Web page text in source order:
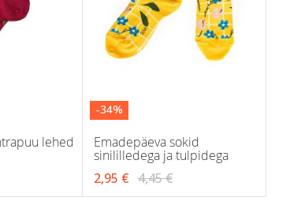
lehed
-34%
Emadepäeva sokid
sinililledega ja tulpidega
2,95 € 4,45 €